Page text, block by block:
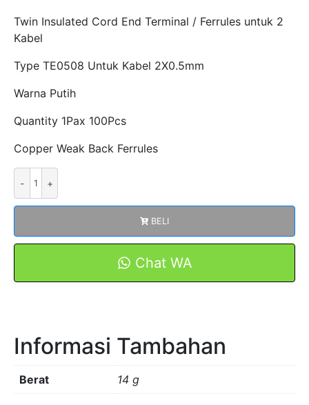
Twin Insulated Cord End Terminal / Ferrules untuk 2
Kabel
Type TE0508 Untuk Kabel 2X0.5mm
Warna Putih
Quantity 1Pax 100Pcs
Copper Weak Back Ferrules
TE0508
2
KABEL
BELI
Chat WA
Informasi Tambahan
Berat 14 g